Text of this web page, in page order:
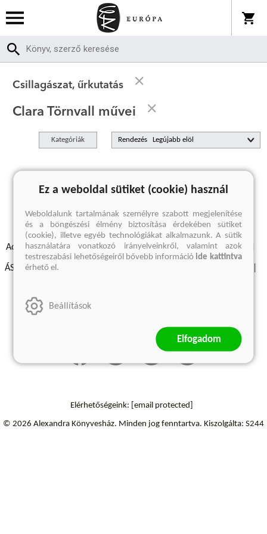
Csillagászat, űrkutatás
Clara Törnvall művei
Kategóriák Rendezés
A keresett kifejezésre nincs találat
Adatvédelmi szabályzatok Elállási felmondási nyilatkozat
ÁSZF - Vásárlási feltételek
Szállítási információk
Elérhetőségeink: [email protected]
© 2026 Alexandra Könyvesház. Minden jog fenntartva. Kiszolgálta: S244
Ez a weboldal sütiket (cookie) használ
Weboldalunk tartalmának személyre szabott megjelenítése
és a böngészési élmény biztosítása érdekében sütiket
(cookie), illetve egyéb technológiákat alkalmazunk. A sütik
használatára vonatkozó irányelveinkről, valamint azok
testreszabási lehetőségeiről bővebb információide kattintva
érhető el.
Beállítások
Elfogadom